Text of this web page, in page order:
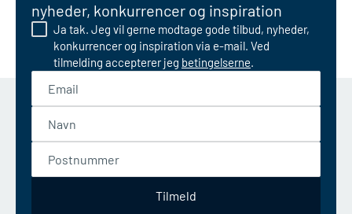
nyheder, konkurrencer og inspiration
Ja tak. Jeg vil gerne modtage gode tilbud, nyheder,
konkurrencer og inspiration via e-mail. Ved
tilmelding accepterer jeg betingelserne.
Tilmeld